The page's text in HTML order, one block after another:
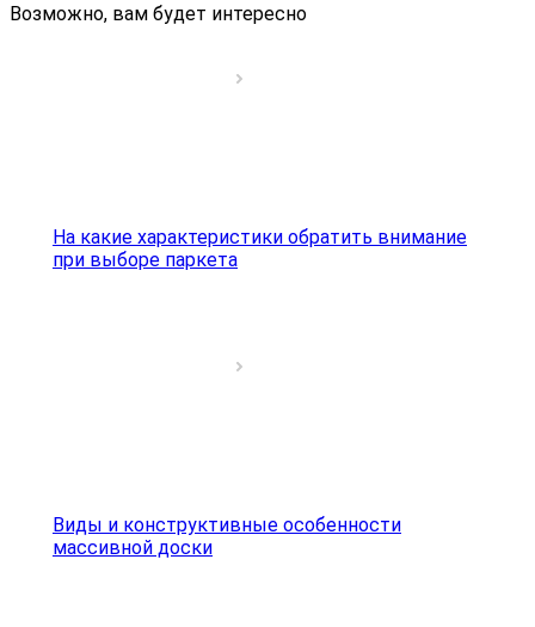
Возможно, вам будет интересно
На какие характеристики обратить внимание
при выборе паркета
Виды и конструктивные особенности
массивной доски